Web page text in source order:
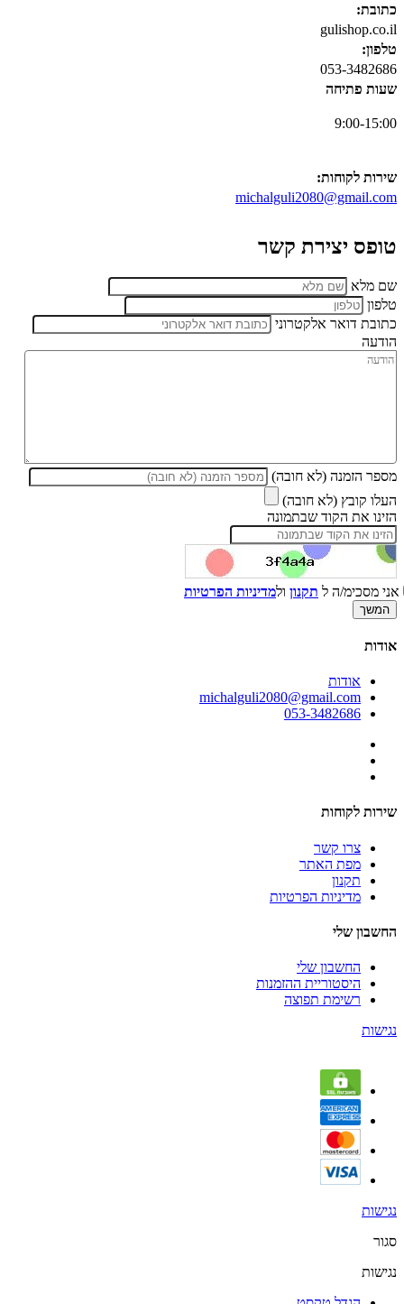
כתובת:
gulishop.co.il
טלפון:
053-3482686
שעות פתיחה
9:00-15:00
שירות לקוחות:
michalguli2080@gmail.com
טופס יצירת קשר
שם מלא
טלפון
כתובת דואר אלקטרוני
הודעה
מספר הזמנה (לא חובה)
העלו קובץ (לא חובה)
הזינו את הקוד שבתמונה
אני מסכימ/ה ל תקנון ולמדיניות הפרטיות
אודות
אודות
michalguli2080@gmail.com
053-3482686
שירות לקוחות
צרו קשר
מפת האתר
תקנון
מדיניות הפרטיות
החשבון שלי
החשבון שלי
היסטוריית ההזמנות
רשימת תפוצה
נגישות
נגישות
סגור
נגישות